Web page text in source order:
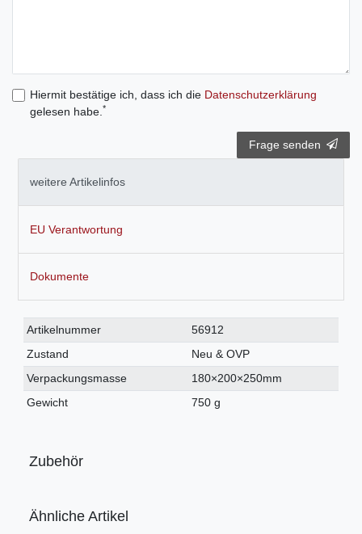
Hiermit bestätige ich, dass ich die Daten­schutz­erklärung
gelesen habe. *
Frage senden
weitere Artikelinfos
EU Verantwortung
Dokumente
Technisches
Merkmal
Wert
Artikelnummer
56912
Zustand
Neu & OVP
Verpackungsmasse
180×200×250mm
Gewicht
750 g
Zubehör
Ähnliche Artikel